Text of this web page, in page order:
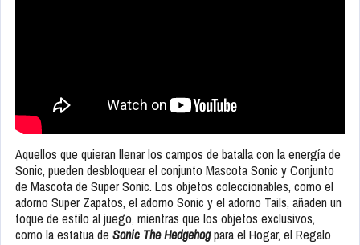
Aquellos que quieran llenar los campos de batalla con la energía de
Sonic, pueden desbloquear el conjunto Mascota Sonic y Conjunto
de Mascota de Super Sonic. Los objetos coleccionables, como el
adorno Super Zapatos, el adorno Sonic y el adorno Tails, añaden un
toque de estilo al juego, mientras que los objetos exclusivos,
como la estatua de Sonic The Hedgehogpara el Hogar, el Regalo